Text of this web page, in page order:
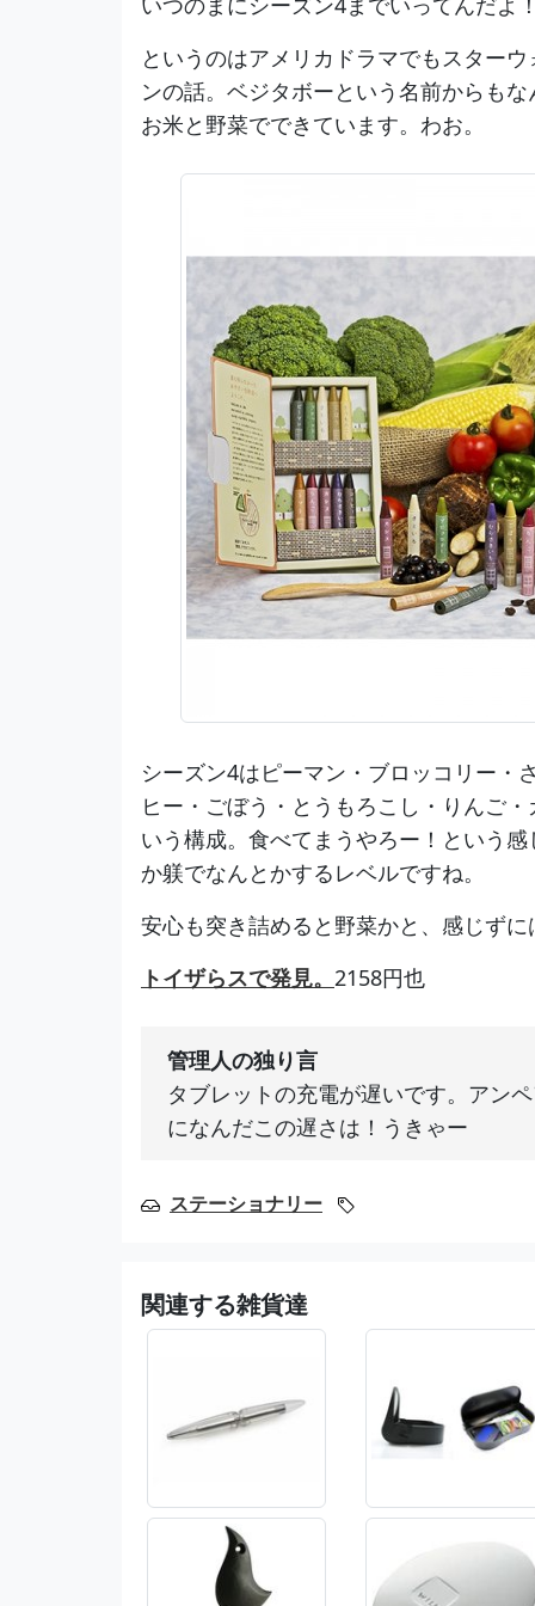
というのはアメリカドラマでもスター
ンの話。ベジタボーという名前からも
お米と野菜でできています。わお。
シーズン4はピーマン・ブロッコリー・
ヒー・ごぼう・とうもろこし・りんご
いう構成。食べてまうやろー！という
か躾でなんとかするレベルですね。
安心も突き詰めると野菜かと、感じず
トイザらスで発見。 2158円也
管理人の独り言
タブレットの充電が遅いです。アン
になんだこの遅さは！うきゃー
ステーショナリー
関連する雑貨達